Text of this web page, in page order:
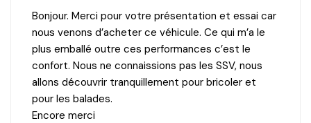
Bonjour. Merci pour votre présentation et essai car
nous venons d’acheter ce véhicule. Ce qui m’a le
plus emballé outre ces performances c’est le
confort. Nous ne connaissions pas les SSV, nous
allons découvrir tranquillement pour bricoler et
pour les balades.
Encore merci